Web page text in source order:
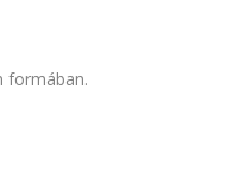
formában.